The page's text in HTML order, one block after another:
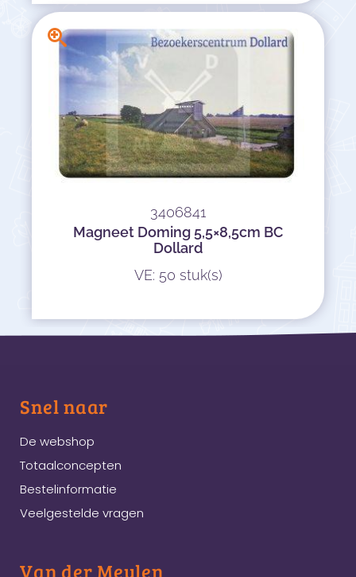
3406841
Magneet Doming 5,5×8,5cm BC
Dollard
VE: 50 stuk(s)
Snel naar
De webshop
Totaalconcepten
Bestelinformatie
Veelgestelde vragen
Van der Meulen